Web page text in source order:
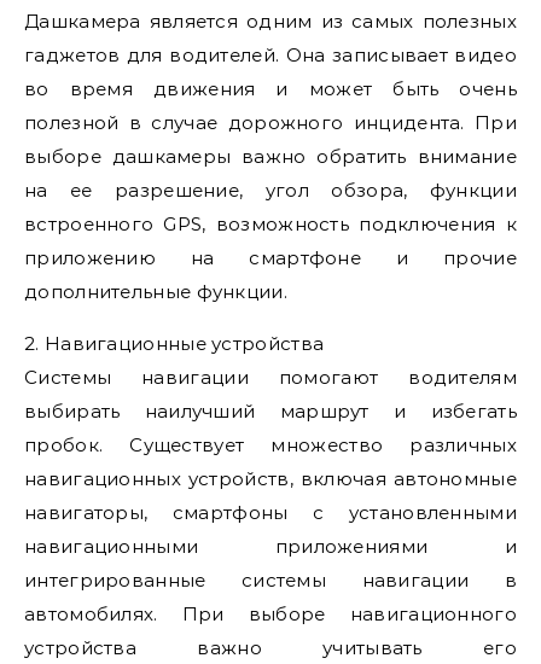
Дашкамера является одним из самых полезных
гаджетов для водителей. Она записывает видео
во время движения и может быть очень
полезной в случае дорожного инцидента. При
выборе дашкамеры важно обратить внимание
на ее разрешение, угол обзора, функции
встроенного GPS, возможность подключения к
приложению на смартфоне и прочие
дополнительные функции.
2. Навигационные устройства
Системы навигации помогают водителям
выбирать наилучший маршрут и избегать
пробок. Существует множество различных
навигационных устройств, включая автономные
навигаторы, смартфоны с установленными
навигационными приложениями и
интегрированные системы навигации в
автомобилях. При выборе навигационного
устройства важно учитывать его